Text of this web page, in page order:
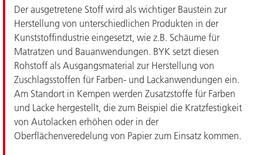
Der ausgetretene Stoff wird als wichtiger Baustein zur
Herstellung von unterschiedlichen Produkten in der
Kunststoffindustrie eingesetzt, wie z.B. Schäume für
Matratzen und Bauanwendungen. BYK setzt diesen
Rohstoff als Ausgangsmaterial zur Herstellung von
Zuschlagsstoffen für Farben- und Lackanwendungen ein.
Am Standort in Kempen werden Zusatzstoffe für Farben
und Lacke hergestellt, die zum Beispiel die Kratzfestigkeit
von Autolacken erhöhen oder in der
Oberflächenveredelung von Papier zum Einsatz kommen.